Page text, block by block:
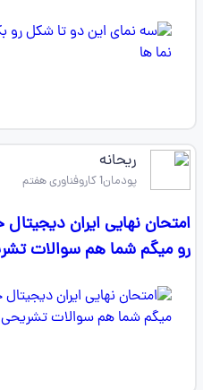
ریحانه
پودمان1 کاروفناوری هفتم
امتحان نهایی ایران
رو میگم شما هم سوالات